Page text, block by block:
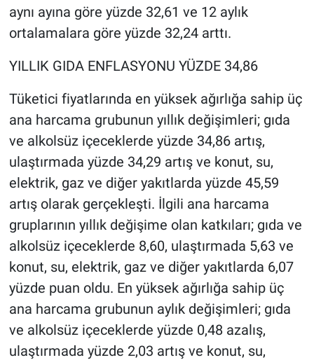
aynı ayına göre yüzde 32,61 ve 12 aylık
ortalamalara göre yüzde 32,24 arttı.
YILLIK GIDA ENFLASYONU YÜZDE 34,86
Tüketici fiyatlarında en yüksek ağırlığa sahip üç
ana harcama grubunun yıllık değişimleri; gıda
ve alkolsüz içeceklerde yüzde 34,86 artış,
ulaştırmada yüzde 34,29 artış ve konut, su,
elektrik, gaz ve diğer yakıtlarda yüzde 45,59
artış olarak gerçekleşti. İlgili ana harcama
gruplarının yıllık değişime olan katkıları; gıda ve
alkolsüz içeceklerde 8,60, ulaştırmada 5,63 ve
konut, su, elektrik, gaz ve diğer yakıtlarda 6,07
yüzde puan oldu. En yüksek ağırlığa sahip üç
ana harcama grubunun aylık değişimleri; gıda
ve alkolsüz içeceklerde yüzde 0,48 azalış,
ulaştırmada yüzde 2,03 artış ve konut, su,
Haber
Koronavirüs
Kültür Sanat
Ne demişti
Nedir
Popüler
Programlar
Sağlık